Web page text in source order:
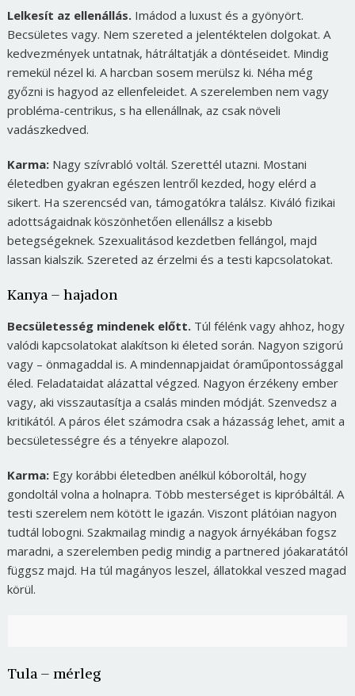
Lelkesít az ellenállás.Imádod a luxust és a gyönyört.
Becsületes vagy. Nem szereted a jelentéktelen dolgokat. A
kedvezmények untatnak, hátráltatják a döntéseidet. Mindig
remekül nézel ki. A harcban sosem merülsz ki. Néha még
győzni is hagyod az ellenfeleidet. A szerelemben nem vagy
probléma-centrikus, s ha ellenállnak, az csak növeli
vadászkedved.
Karma:Nagy szívrabló voltál. Szerettél utazni. Mostani
életedben gyakran egészen lentről kezded, hogy elérd a
sikert. Ha szerencséd van, támogatókra találsz. Kiváló fizikai
adottságaidnak köszönhetően ellenállsz a kisebb
betegségeknek. Szexualitásod kezdetben fellángol, majd
lassan kialszik. Szereted az érzelmi és a testi kapcsolatokat.
Kanya – hajadon
Becsületesség mindenek előtt.Túl félénk vagy ahhoz, hogy
valódi kapcsolatokat alakítson ki életed során. Nagyon szigorú
vagy – önmagaddal is. A mindennapjaidat óraműpontossággal
éled. Feladataidat alázattal végzed. Nagyon érzékeny ember
vagy, aki visszautasítja a csalás minden módját. Szenvedsz a
kritikától. A páros élet számodra csak a házasság lehet, amit a
becsületességre és a tényekre alapozol.
Karma:Egy korábbi életedben anélkül kóboroltál, hogy
gondoltál volna a holnapra. Több mesterséget is kipróbáltál. A
testi szerelem nem kötött le igazán. Viszont plátóian nagyon
tudtál lobogni. Szakmailag mindig a nagyok árnyékában fogsz
maradni, a szerelemben pedig mindig a partnered jóakaratától
függsz majd. Ha túl magányos leszel, állatokkal veszed magad
körül.
Tula – mérleg